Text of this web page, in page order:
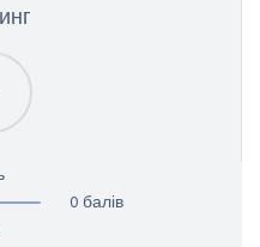
0 балів